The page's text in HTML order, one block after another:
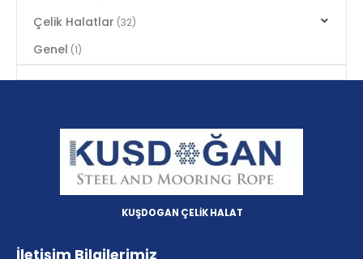
Çelik Halatlar (32)
Genel (1)
KUŞDOGAN ÇELİK HALAT